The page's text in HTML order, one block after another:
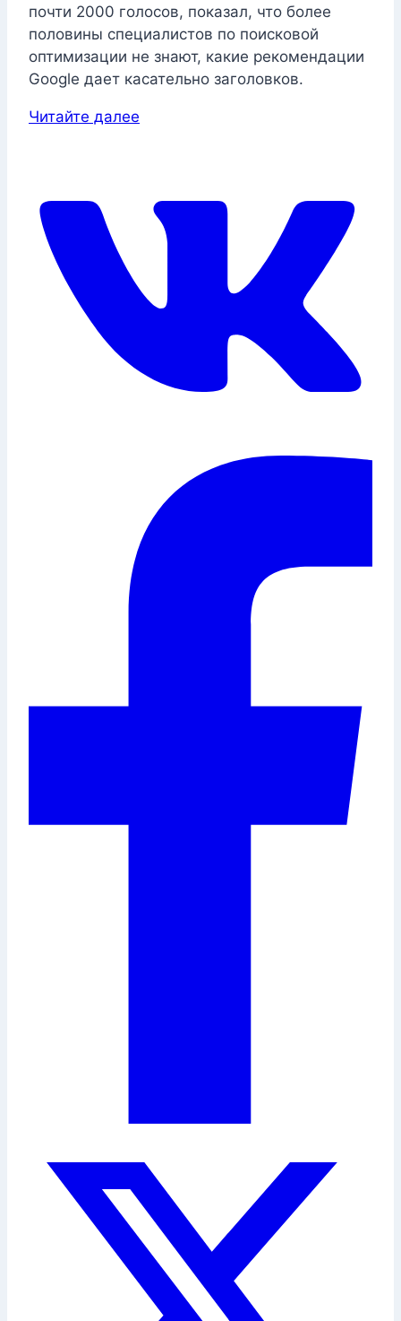
почти 2000 голосов, показал, что более
половины специалистов по поисковой
оптимизации не знают, какие рекомендации
Google дает касательно заголовков.
Читайте далее